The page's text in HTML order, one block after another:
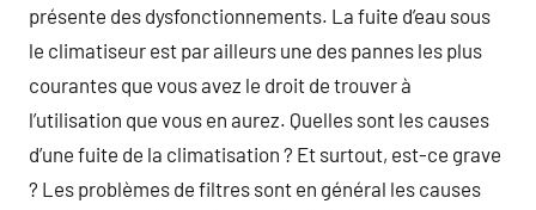
présente des dysfonctionnements. La fuite d’eau sous
le climatiseur est par ailleurs une des pannes les plus
courantes que vous avez le droit de trouver à
l’utilisation que vous en aurez. Quelles sont les causes
d’une fuite de la climatisation ? Et surtout, est-ce grave
? Les problèmes de filtres sont en général les causes